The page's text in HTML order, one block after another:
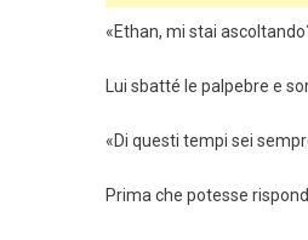
«Ethan, mi stai
Lui sbatté le palpebre e
«Di questi tempi sei
Prima che potesse